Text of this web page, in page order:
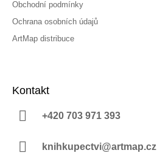
Obchodní podmínky
Ochrana osobních údajů
ArtMap distribuce
Kontakt
+420 703 971 393
knihkupectvi@artmap.cz